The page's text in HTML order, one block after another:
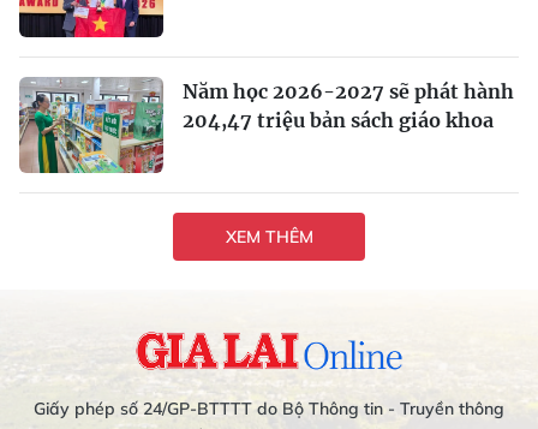
Năm học 2026-2027 sẽ phát hành
204,47 triệu bản sách giáo khoa
XEM THÊM
Giấy phép số 24/GP-BTTTT do Bộ Thông tin - Truyền thông